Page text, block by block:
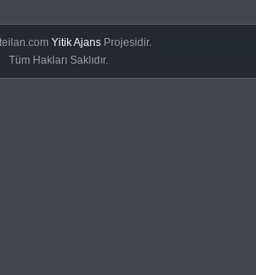
Yitik Ajans Projesidir.
Tüm Hakları Saklıdır.